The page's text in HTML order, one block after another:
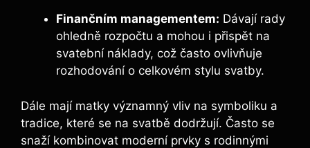
Finančním managementem: Dávají rady
ohledně rozpočtu a mohou i přispět na
svatební náklady, což často ovlivňuje
rozhodování o celkovém stylu svatby.
Dále mají matky významný vliv na symboliku a
tradice, které se na svatbě dodržují. Často se
snaží kombinovat moderní prvky s rodinnými